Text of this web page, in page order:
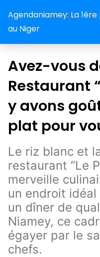
Agendaniamey: La
au Niger
Avez-vous
Restaurant
y avons
plat pour
Le riz blanc et
restaurant “Le
merveille
un endroit
un dîner de
Niamey, ce
égayer par le
chefs.